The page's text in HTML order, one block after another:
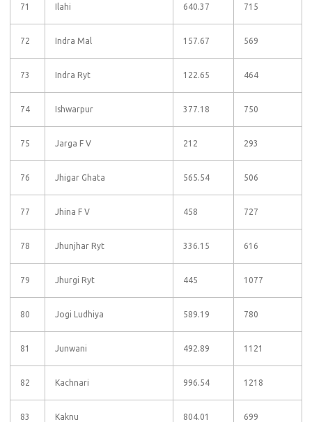
71 Ilahi 640.37 715
72 Indra Mal 157.67 569
73 Indra Ryt 122.65 464
74 Ishwarpur 377.18 750
75 Jarga F V 212 293
76 Jhigar Ghata 565.54 506
77 Jhina F V 458 727
78 Jhunjhar Ryt 336.15 616
79 Jhurgi Ryt 445 1077
80 Jogi Ludhiya 589.19 780
81 Junwani 492.89 1121
82 Kachnari 996.54 1218
83 Kaknu 804.01 699